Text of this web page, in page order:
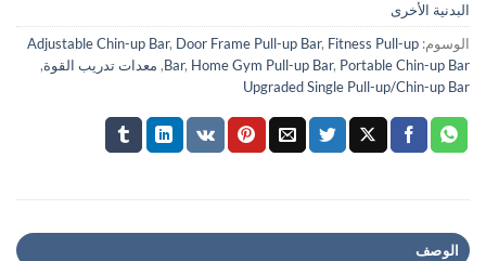
البدنية الأخرى
الوسوم:
Adjustable Chin-up Bar, Door Frame Pull-up Bar, Fitness Pull-up
Bar, Home Gym Pull-up Bar, Portable Chin-up Bar
, معدات تدريب القوة,
Upgraded Single Pull-up/Chin-up Bar
الوصف